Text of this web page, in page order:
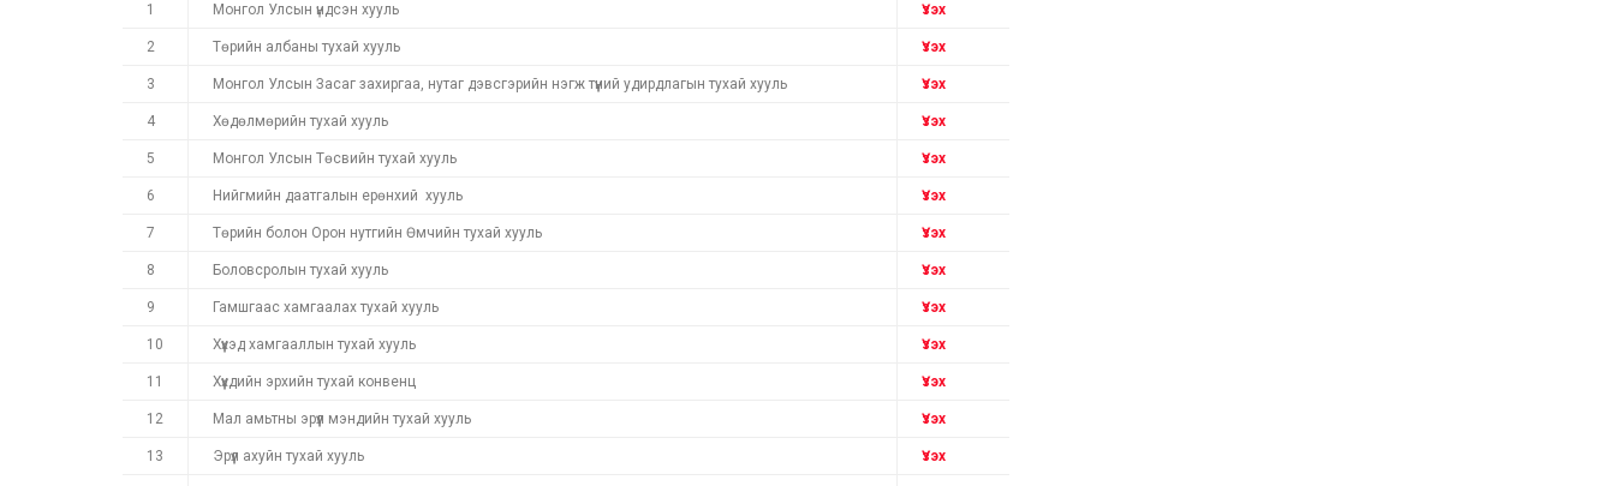
1 Монгол Улсын үндсэн хууль Үзэх
2 Төрийн албаны тухай хууль Үзэх
3 Монгол Улсын Засаг захиргаа, нутаг дэвсгэрийн нэгж түүний удирдлагын тухай хууль Үзэх
4 Хөдөлмөрийн тухай хууль Үзэх
5 Монгол Улсын Төсвийн тухай хууль Үзэх
6 Нийгмийн даатгалын ерөнхий хууль Үзэх
7 Төрийн болон Орон нутгийн Өмчийн тухай хууль Үзэх
8 Боловсролын тухай хууль Үзэх
9 Гамшгаас хамгаалах тухай хууль Үзэх
10 Хүүхэд хамгааллын тухай хууль Үзэх
11 Хүүхдийн эрхийн тухай конвенц Үзэх
12 Мал амьтны эрүүл мэндийн тухай хууль Үзэх
13 Эрүүл ахуйн тухай хууль Үзэх